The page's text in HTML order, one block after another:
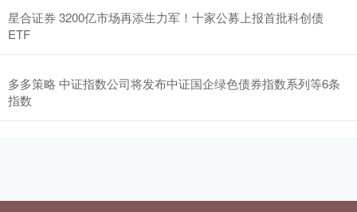
星合证券 3200亿市场再添生力军！十家公募上报首批科创债
ETF
多多策略 中证指数公司将发布中证国企绿色债券指数系列等6条
指数